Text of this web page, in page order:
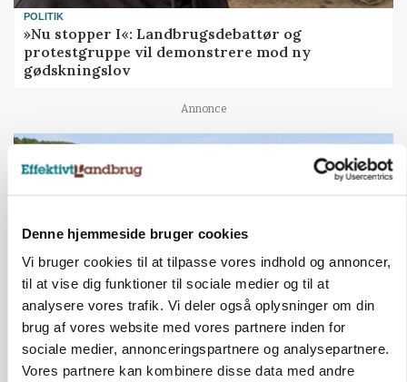
Denne hjemmeside bruger cookies
Vi bruger cookies til at tilpasse vores indhold og annoncer,
til at vise dig funktioner til sociale medier og til at
analysere vores trafik. Vi deler også oplysninger om din
brug af vores website med vores partnere inden for
sociale medier, annonceringspartnere og analysepartnere.
Vores partnere kan kombinere disse data med andre
POLITIK
»Nu stopper I«: Landbrugsdebattør og
protestgruppe vil demonstrere mod ny
gødskningslov
Annonce
KVÆG
Snart kan man søge tilskud til naturprojekter